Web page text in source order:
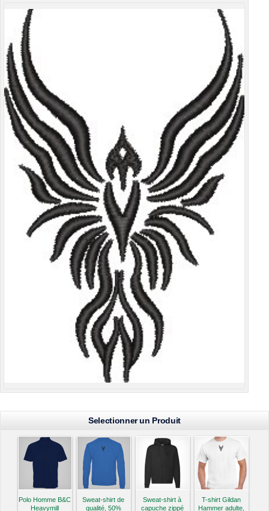
Selectionner un Produit
Polo Homme B&C
Heavymill
Sweat-shirt de
qualité, 50%
Sweat-shirt à
capuche zippé
T-shirt Gildan
Hammer adulte,